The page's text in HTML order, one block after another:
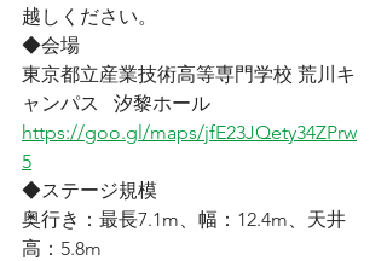
越しください。
◆会場
東京都立産業技術高等専門学校 荒川キ
ャンパス   汐黎ホール
https://goo.gl/maps/jfE23JQety34ZPrw
5
◆ステージ規模
奥行き：最長7.1m、幅：12.4m、天井
高：5.8m